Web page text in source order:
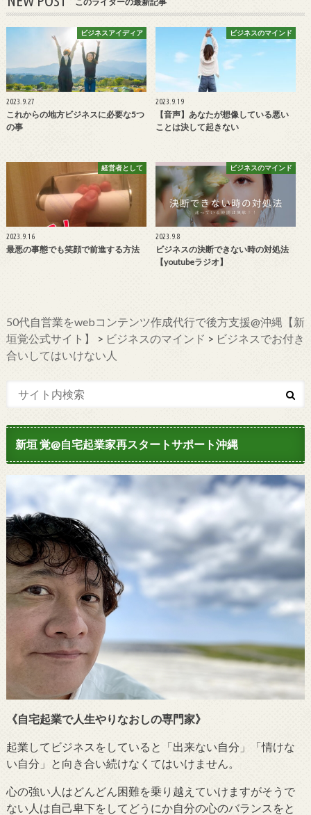
ビジネスアイディア
2023.9.27
これからの地方ビジネスに必要な5つ
の事
ビジネスのマインド
2023.9.19
【音声】あなたが想像している悪い
ことは決して起きない
経営者として
2023.9.16
最悪の事態でも笑顔で前進する方法
ビジネスのマインド
2023.9.8
ビジネスの決断できない時の対処法
【youtubeラジオ】
50代自営業をwebコンテンツ作成代行で後方支援@沖縄【新
垣覚公式サイト】
> ビジネスのマインド > ビジネスでお付き
合いしてはいけない人
新垣 覚@自宅起業家再スタートサポート沖縄
《自宅起業で人生やりなおしの専門家》
起業してビジネスをしていると「出来ない自分」「情けな
い自分」と向き合い続けなくてはいけません。
心の強い人はどんどん困難を乗り越えていけますがそうで
ない人は自己卑下をしてどうにか自分の心のバランスをと